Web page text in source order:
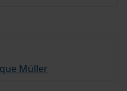
Müller